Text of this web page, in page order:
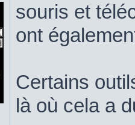
souris et
ont
Certains
là où cela a